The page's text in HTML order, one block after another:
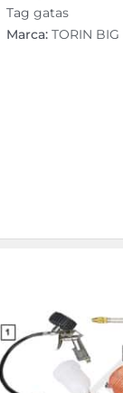
Tag gatas
Marca: TORIN BIG